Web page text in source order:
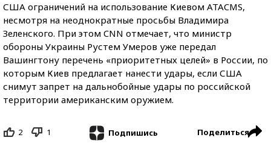
США ограничений на использование Киевом ATACMS,
несмотря на неоднократные просьбы Владимира
Зеленского. При этом CNN отмечает, что министр
обороны Украины Рустем Умеров уже передал
Вашингтону перечень «приоритетных целей» в России, по
которым Киев предлагает нанести удары, если США
снимут запрет на дальнобойные удары по российской
территории американским оружием.
2 1 Подпишись Поделиться